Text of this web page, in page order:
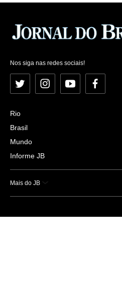
Nos siga nas redes sociais!
Twitter InstagramYouTubeFacebook
Rio
Brasil
Mundo
Informe JB
Mais do JB
Esportes